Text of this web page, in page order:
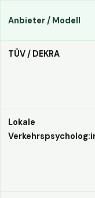
Anbieter / Modell
TÜV / DEKRA
Lokale